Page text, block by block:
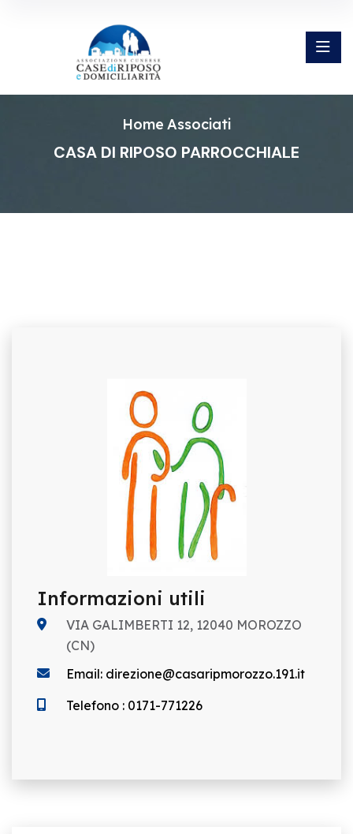
Home Associati
CASA DI RIPOSO PARROCCHIALE
Informazioni utili
VIA GALIMBERTI 12, 12040 MOROZZO
(CN)
Email: direzione@casaripmorozzo.191.it
Telefono : 0171-771226